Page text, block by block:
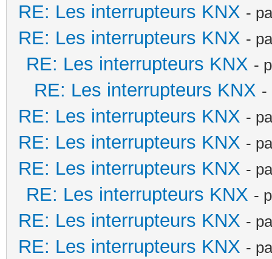
RE: Les interrupteurs KNX -
RE: Les interrupteurs KNX -
RE: Les interrupteurs KNX -
RE: Les interrupteurs KNX -
RE: Les interrupteurs KNX -
RE: Les interrupteurs KNX -
RE: Les interrupteurs KNX -
RE: Les interrupteurs KNX -
RE: Les interrupteurs KNX -
RE: Les interrupteurs KNX -